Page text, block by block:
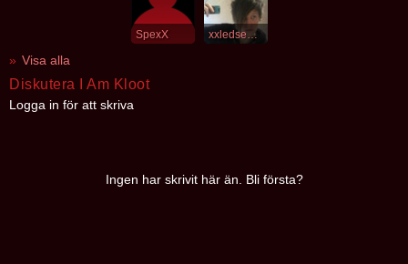
SpexX xxledsenxx
Visa alla
Diskutera I Am Kloot
Logga in för att skriva
Ingen har skrivit här än. Bli första?